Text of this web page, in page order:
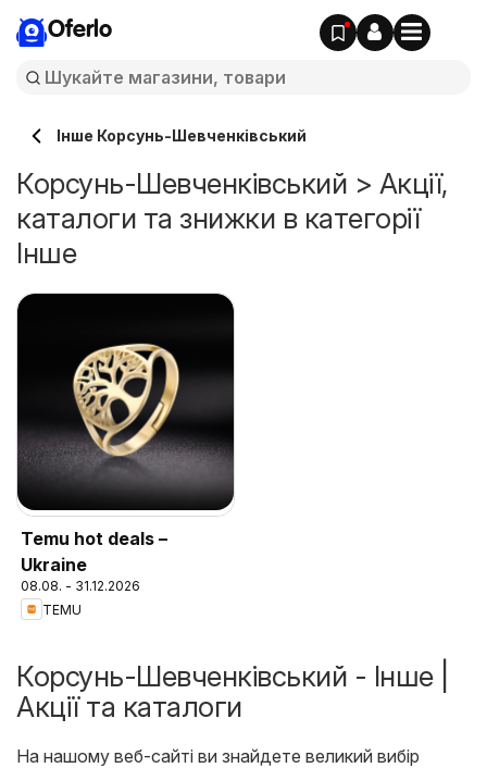
Oferlo
Інше Корсунь-Шевченківський
Корсунь-Шевченківський > Акції,
каталоги та знижки в категорії
Інше
Temu hot deals –
Ukraine
08.08. - 31.12.2026
TEMU
Корсунь-Шевченківський - Інше |
Акції та каталоги
На нашому веб-сайті ви знайдете великий вибір